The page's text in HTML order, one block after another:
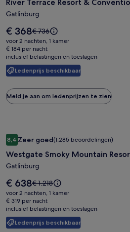
River
Terrace
Resort
&
Convention
Center
River Terrace Resort &
Gatlinburg
Ledenprijs beschikbaar
De
prijs
is
€ 368
€ 368De
prijs
was
€ 736,
zie
meer
het
€ 736
voor 2 nachten, 1 kamer
€ 184 per nacht
inclusief belastingen en toeslagen
Meld je aan om ledenprijzen te zien
Fotogalerie
voor
Westgate
Smoky
Mountain
Resort
&
Water
Park
8,48,4 op 10, Zeer goed, (1.285
Zeer goed(1.285 beoordelingen)
Westgate Smoky Mountain
Gatlinburg
Ledenprijs beschikbaar
De
prijs
is
€ 638
€ 638De
prijs
was
€ 1.218,
zie
meer
€ 1.218
voor 2 nachten, 1 kamer
€ 319 per nacht
inclusief belastingen en toeslagen
Westgate Smoky Mountain Resort